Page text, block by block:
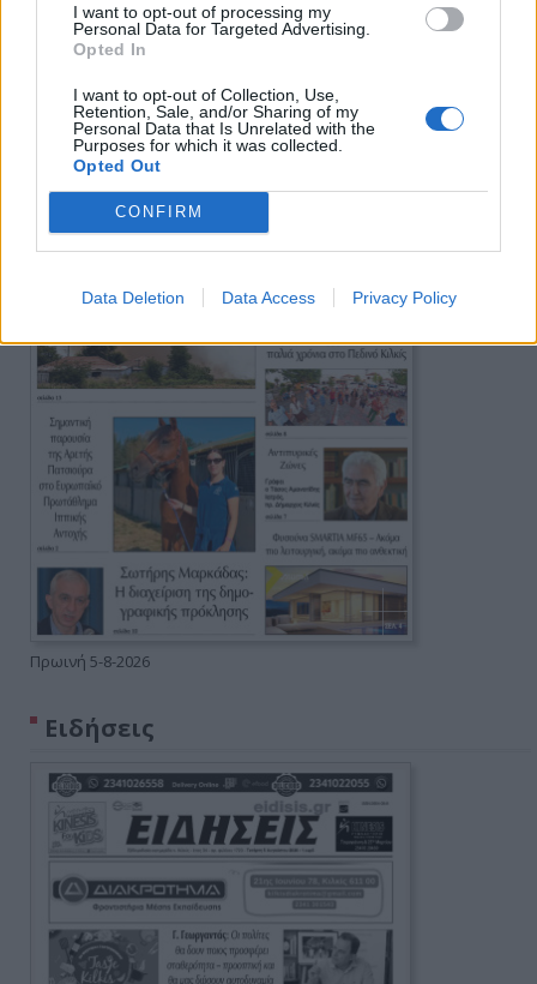
I want to opt-out of processing my
Personal Data for Targeted Advertising.
Opted In
I want to opt-out of Collection, Use,
Retention, Sale, and/or Sharing of my
Personal Data that Is Unrelated with the
Purposes for which it was collected.
Opted Out
CONFIRM
Data Deletion Data Access Privacy Policy
Πρωινή
Πρωινή 5-8-2026
Ειδήσεις